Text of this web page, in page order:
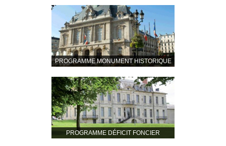
PROGRAMME MONUMENT HISTORIQUE
PROGRAMME DÉFICIT FONCIER